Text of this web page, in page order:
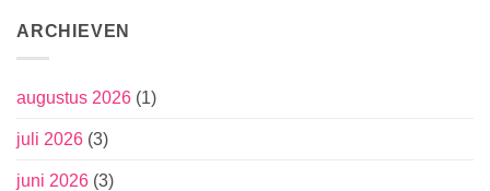
ARCHIEVEN
augustus 2026 (1)
juli 2026 (3)
juni 2026 (3)